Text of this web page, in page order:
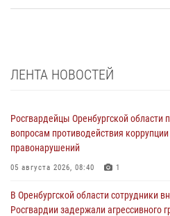
ЛЕНТА НОВОСТЕЙ
Росгвардейцы Оренбургской области
вопросам противодействия
правонарушений
05 августа 2026, 08:40 1
В Оренбургской области сотрудники
Росгвардии задержали агрессивного